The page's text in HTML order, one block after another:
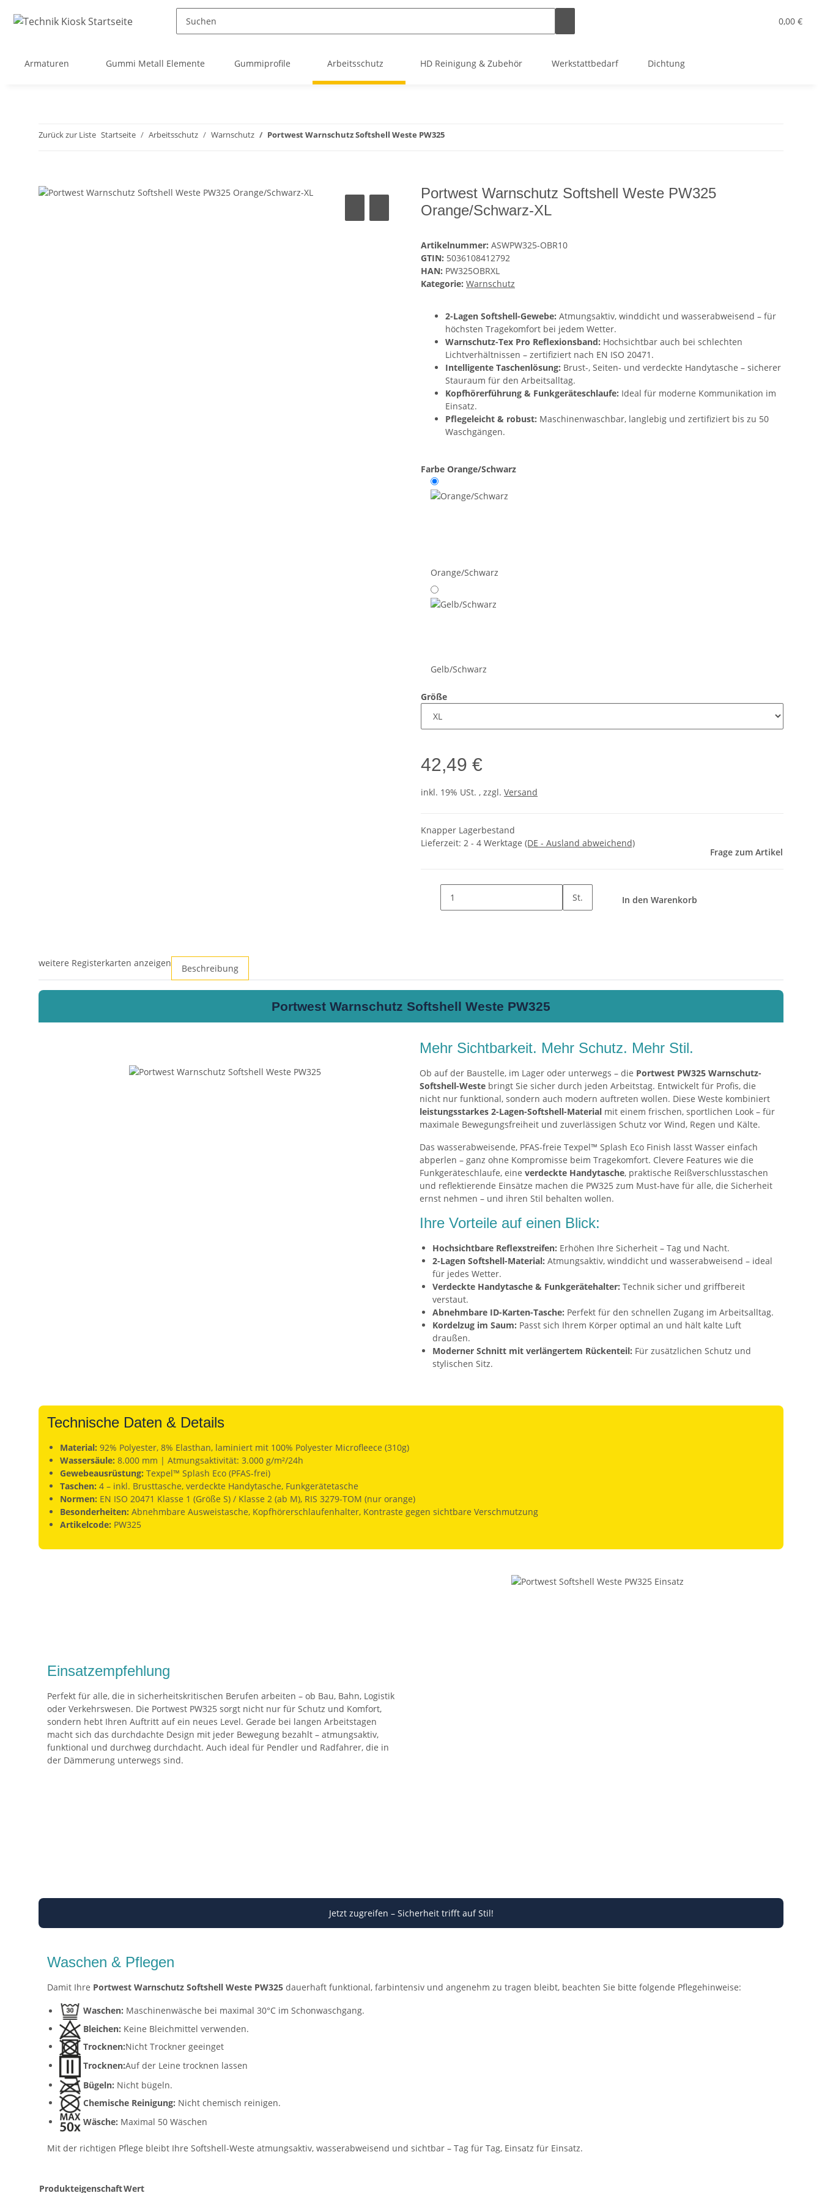
0,00 €
Armaturen Gummi Metall Elemente Gummiprofile Arbeitsschutz HD Reinigung & Zubehör Werkstattbedarf Dichtung
Zurück zur Liste Startseite Arbeitsschutz Warnschutz Portwest Warnschutz Softshell Weste PW325
Portwest Warnschutz Softshell Weste PW325
Orange/Schwarz-XL
Artikelnummer: ASWPW325-OBR10
GTIN: 5036108412792
HAN: PW325OBRXL
Kategorie: Warnschutz
2-Lagen Softshell-Gewebe: Atmungsaktiv, winddicht und wasserabweisend – für
höchsten Tragekomfort bei jedem Wetter.
Warnschutz-Tex Pro Reflexionsband: Hochsichtbar auch bei schlechten
Lichtverhältnissen – zertifiziert nach EN ISO 20471.
Intelligente Taschenlösung: Brust-, Seiten- und verdeckte Handytasche – sicherer
Stauraum für den Arbeitsalltag.
Kopfhörerführung & Funkgeräteschlaufe: Ideal für moderne Kommunikation im
Einsatz.
Pflegeleicht & robust: Maschinenwaschbar, langlebig und zertifiziert bis zu 50
Waschgängen.
Farbe Orange/Schwarz
Orange/Schwarz
Gelb/Schwarz
Größe
42,49 €
inkl. 19% USt. , zzgl. Versand
Knapper Lagerbestand
Lieferzeit: 2 - 4 Werktage (DE - Ausland abweichend)
Frage zum Artikel
St. In den Warenkorb
weitere Registerkarten anzeigen Beschreibung
Portwest Warnschutz Softshell Weste PW325
Mehr Sichtbarkeit. Mehr Schutz. Mehr Stil.
Ob auf der Baustelle, im Lager oder unterwegs – die Portwest PW325 Warnschutz-
Softshell-Weste bringt Sie sicher durch jeden Arbeitstag. Entwickelt für Profis, die
nicht nur funktional, sondern auch modern auftreten wollen. Diese Weste kombiniert
leistungsstarkes 2-Lagen-Softshell-Material mit einem frischen, sportlichen Look – für
maximale Bewegungsfreiheit und zuverlässigen Schutz vor Wind, Regen und Kälte.
Das wasserabweisende, PFAS-freie Texpel™ Splash Eco Finish lässt Wasser einfach
abperlen – ganz ohne Kompromisse beim Tragekomfort. Clevere Features wie die
Funkgeräteschlaufe, eine verdeckte Handytasche, praktische Reißverschlusstaschen
und reflektierende Einsätze machen die PW325 zum Must-have für alle, die Sicherheit
ernst nehmen – und ihren Stil behalten wollen.
Ihre Vorteile auf einen Blick:
Hochsichtbare Reflexstreifen: Erhöhen Ihre Sicherheit – Tag und Nacht.
2-Lagen Softshell-Material: Atmungsaktiv, winddicht und wasserabweisend – ideal
für jedes Wetter.
Verdeckte Handytasche & Funkgerätehalter: Technik sicher und griffbereit
verstaut.
Abnehmbare ID-Karten-Tasche: Perfekt für den schnellen Zugang im Arbeitsalltag.
Kordelzug im Saum: Passt sich Ihrem Körper optimal an und hält kalte Luft
draußen.
Moderner Schnitt mit verlängertem Rückenteil: Für zusätzlichen Schutz und
stylischen Sitz.
Technische Daten & Details
Material: 92% Polyester, 8% Elasthan, laminiert mit 100% Polyester Microfleece (310g)
Wassersäule: 8.000 mm | Atmungsaktivität: 3.000 g/m²/24h
Gewebeausrüstung: Texpel™ Splash Eco (PFAS-frei)
Taschen: 4 – inkl. Brusttasche, verdeckte Handytasche, Funkgerätetasche
Normen: EN ISO 20471 Klasse 1 (Größe S) / Klasse 2 (ab M), RIS 3279-TOM (nur orange)
Besonderheiten: Abnehmbare Ausweistasche, Kopfhörerschlaufenhalter, Kontraste gegen sichtbare Verschmutzung
Artikelcode: PW325
Einsatzempfehlung
Perfekt für alle, die in sicherheitskritischen Berufen arbeiten – ob Bau, Bahn, Logistik
oder Verkehrswesen. Die Portwest PW325 sorgt nicht nur für Schutz und Komfort,
sondern hebt Ihren Auftritt auf ein neues Level. Gerade bei langen Arbeitstagen
macht sich das durchdachte Design mit jeder Bewegung bezahlt – atmungsaktiv,
funktional und durchweg durchdacht. Auch ideal für Pendler und Radfahrer, die in
der Dämmerung unterwegs sind.
Jetzt zugreifen – Sicherheit trifft auf Stil!
Waschen & Pflegen
Damit Ihre Portwest Warnschutz Softshell Weste PW325 dauerhaft funktional, farbintensiv und angenehm zu tragen bleibt, beachten Sie bitte folgende Pflegehinweise:
Waschen: Maschinenwäsche bei maximal 30°C im Schonwaschgang.
Bleichen: Keine Bleichmittel verwenden.
Trocknen:Nicht Trockner geeinget
Trocknen:Auf der Leine trocknen lassen
Bügeln: Nicht bügeln.
Chemische Reinigung: Nicht chemisch reinigen.
Wäsche: Maximal 50 Wäschen
Mit der richtigen Pflege bleibt Ihre Softshell-Weste atmungsaktiv, wasserabweisend und sichtbar – Tag für Tag, Einsatz für Einsatz.
ProdukteigenschaftWert